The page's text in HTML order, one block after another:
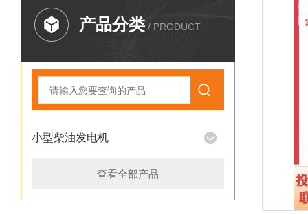
产品分类 / PRODUCT
小型柴油发电机
查看全部产品